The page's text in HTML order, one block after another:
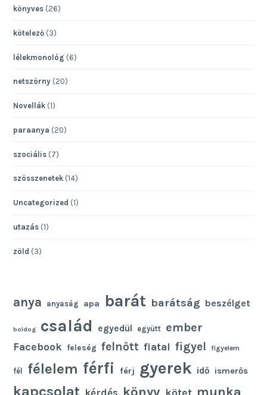
könyves (26)
kötelező (3)
lélekmonológ (6)
netszörny (20)
Novellák (1)
paraanya (20)
szociális (7)
szösszenetek (14)
Uncategorized (1)
utazás (1)
zöld (3)
anya anyaság apa barát barátság beszélget
boldog család egyedül együtt ember
Facebook feleség felnőtt fiatal figyel figyelem
fél félelem férfi férj gyerek idő ismerős
kapcsolat munka